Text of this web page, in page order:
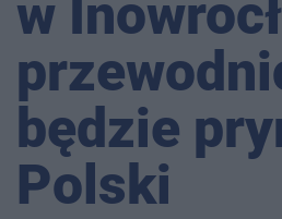
w
będzie
Polski